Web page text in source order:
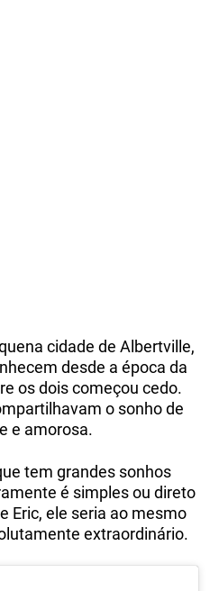
cidade de Albertville,
desde a época da
os dois começou cedo.
o sonho de
e amorosa.
tem grandes sonhos
é simples ou direto
Eric, ele seria ao mesmo
extraordinário.